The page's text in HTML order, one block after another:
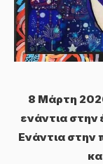
8 Μάρτη
ενάντια
Ενάντια στην